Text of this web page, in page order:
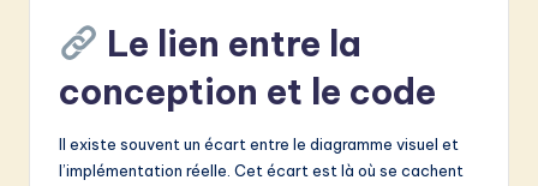
Le lien entre la
conception et le code
Il existe souvent un écart entre le diagramme visuel et
l’implémentation réelle. Cet écart est là où se cachent